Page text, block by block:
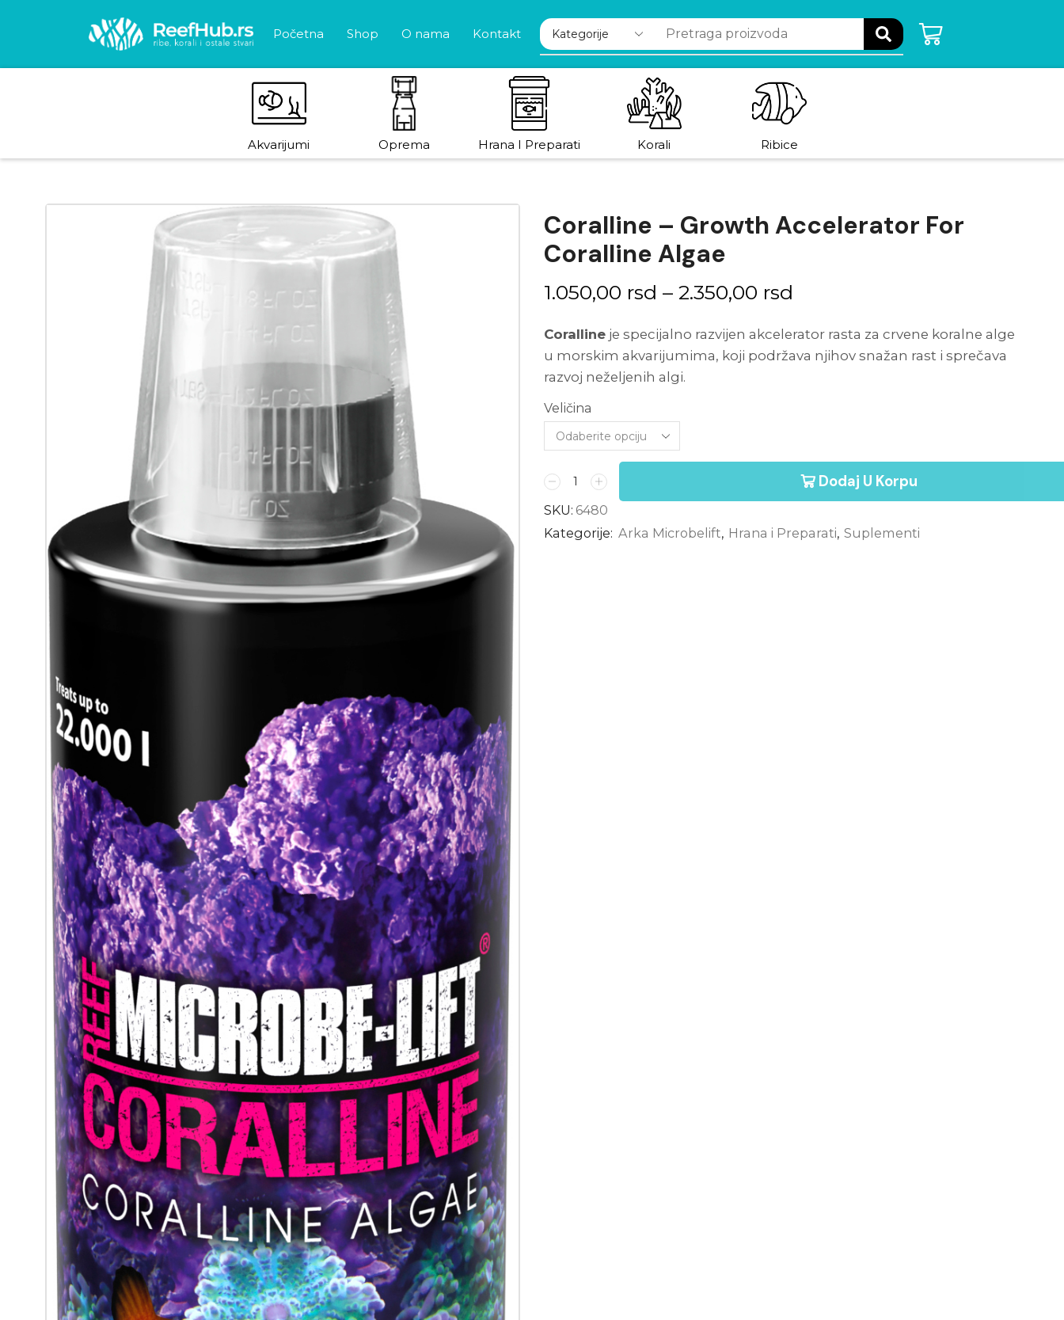
Početna Shop O nama Kontakt
Akvarijumi Oprema Hrana I Preparati Korali Ribice
Coralline – Growth Accelerator For
Coralline Algae
1.050,00 rsd – 2.350,00 rsd
Coralline je specijalno razvijen akcelerator rasta za crvene koralne alge
u morskim akvarijumima, koji podržava njihov snažan rast i sprečava
razvoj neželjenih algi.
Veličina
Dodaj U Korpu
SKU: 6480
Kategorije: Arka Microbelift, Hrana i Preparati, Suplementi